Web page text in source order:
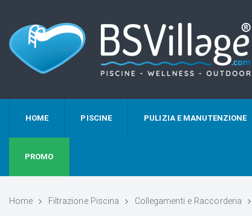
HOME PISCINE PULIZIA E MANUTENZIONE
PROMO
Home Filtrazione Piscina Collegamenti e Raccorderia